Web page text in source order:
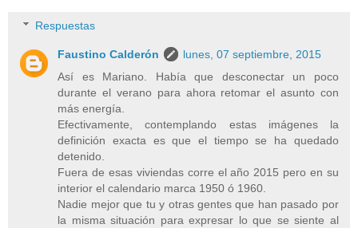
Respuestas
Faustino Calderón
lunes, 07 septiembre, 2015
Así es Mariano. Había que desconectar un poco
durante el verano para ahora retomar el asunto con
más energía.
Efectivamente, contemplando estas imágenes la
definición exacta es que el tiempo se ha quedado
detenido.
Fuera de esas viviendas corre el año 2015 pero en su
interior el calendario marca 1950 ó 1960.
Nadie mejor que tu y otras gentes que han pasado por
la misma situación para expresar lo que se siente al